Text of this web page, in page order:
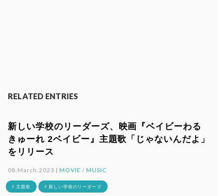
RELATED ENTRIES
新しい学校のリーダーズ、映画『ベイビーわる
きゅーれ 2ベイビー』主題歌「じゃないんだよ」
をリリース
08.March.2023 |MOVIE /MUSIC
# 主題歌 # 新しい学校のリーダーズ